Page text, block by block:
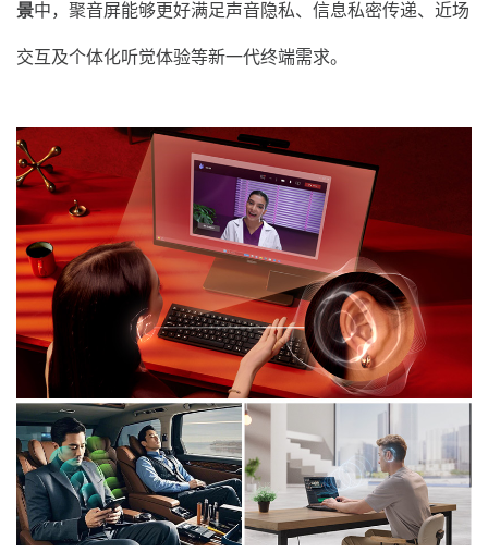
景中，聚音屏能够更好满足声音隐私、信息私密传递、近场
交互及个体化听觉体验等新一代终端需求。